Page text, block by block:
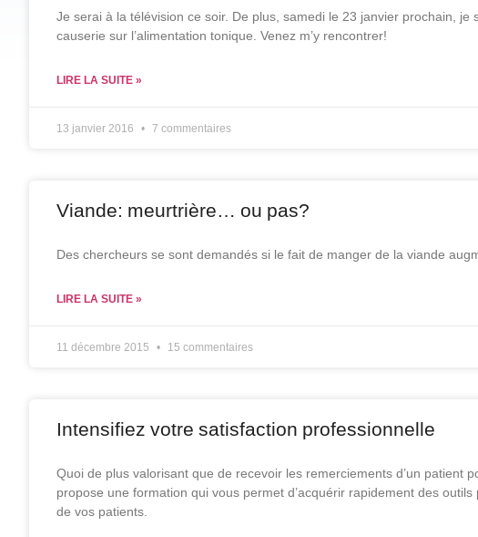
Je serai à la télévision ce soir. De plus, samedi le 23 janvier prochain,
causerie sur l’alimentation tonique. Venez m’y rencontrer!
LIRE LA SUITE »
13 janvier 2016 7 commentaires
Viande: meurtrière… ou pas?
Des chercheurs se sont demandés si le fait de manger de la viande
LIRE LA SUITE »
11 décembre 2015 15 commentaires
Intensifiez votre satisfaction professionnelle
Quoi de plus valorisant que de recevoir les remerciements d’un patient
propose une formation qui vous permet d’acquérir rapidement des
de vos patients.